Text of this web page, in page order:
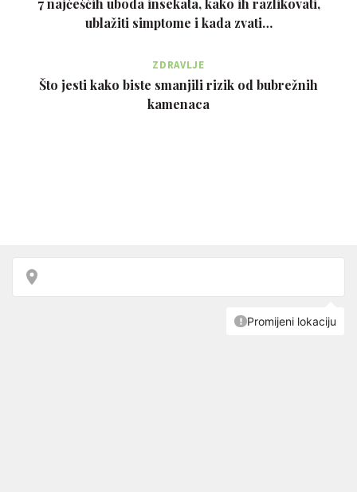
7 najčešćih uboda insekata, kako ih razlikovati,
ublažiti simptome i kada zvati…
ZDRAVLJE
Što jesti kako biste smanjili rizik od bubrežnih
kamenaca